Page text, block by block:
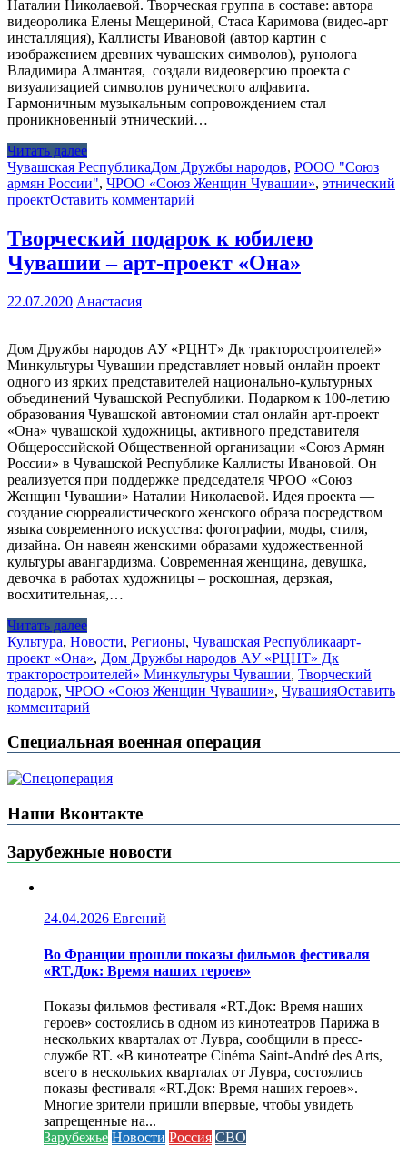
Наталии Николаевой. Творческая группа в составе: автора
видеоролика Елены Мещериной, Стаса Каримова (видео-арт
инсталляция), Каллисты Ивановой (автор картин с
изображением древних чувашских символов), рунолога
Владимира Алмантая, создали видеоверсию проекта с
визуализацией символов рунического алфавита.
Гармоничным музыкальным сопровождением стал
проникновенный этнический…
Читать далее
Чувашская РеспубликаДом Дружбы народов, РООО "Союз
армян России", ЧРОО «Союз Женщин Чувашии», этнический
проектОставить комментарий
Творческий подарок к юбилею
Чувашии – арт-проект «Она»
22.07.2020 Анастасия
Дом Дружбы народов АУ «РЦНТ» Дк тракторостроителей»
Минкультуры Чувашии представляет новый онлайн проект
одного из ярких представителей национально-культурных
объединений Чувашской Республики. Подарком к 100-летию
образования Чувашской автономии стал онлайн арт-проект
«Она» чувашской художницы, активного представителя
Общероссийской Общественной организации «Союз Армян
России» в Чувашской Республике Каллисты Ивановой. Он
реализуется при поддержке председателя ЧРОО «Союз
Женщин Чувашии» Наталии Николаевой. Идея проекта —
создание сюрреалистического женского образа посредством
языка современного искусства: фотографии, моды, стиля,
дизайна. Он навеян женскими образами художественной
культуры авангардизма. Современная женщина, девушка,
девочка в работах художницы – роскошная, дерзкая,
восхитительная,…
Читать далее
Культура, Новости, Регионы, Чувашская Республикаарт-
проект «Она», Дом Дружбы народов АУ «РЦНТ» Дк
тракторостроителей» Минкультуры Чувашии, Творческий
подарок, ЧРОО «Союз Женщин Чувашии», ЧувашияОставить
комментарий
Специальная военная операция
Наши Вконтакте
Зарубежные новости
24.04.2026 Евгений
Во Франции прошли показы фильмов фестиваля
«RT.Док: Время наших героев»
Показы фильмов фестиваля «RT.Док: Время наших
героев» состоялись в одном из кинотеатров Парижа в
нескольких кварталах от Лувра, сообщили в пресс-
службе RT. «В кинотеатре Cinéma Saint-André des Arts,
всего в нескольких кварталах от Лувра, состоялись
показы фестиваля «RT.Док: Время наших героев».
Многие зрители пришли впервые, чтобы увидеть
запрещенные на...
Зарубежье Новости Россия СВО